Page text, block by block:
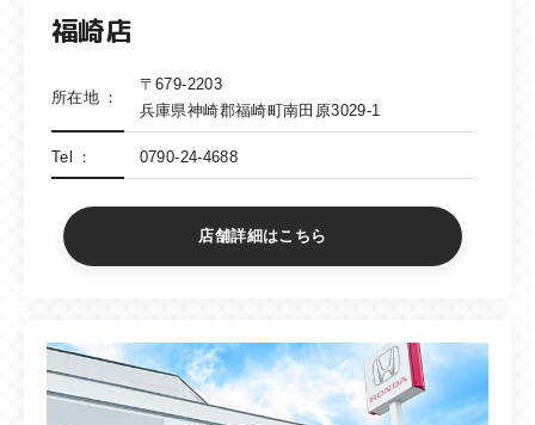
福崎店
所在地
〒679-2203
兵庫県神崎郡福崎町南田原3029-1
Tel 0790-24-4688
店舗詳細はこちら